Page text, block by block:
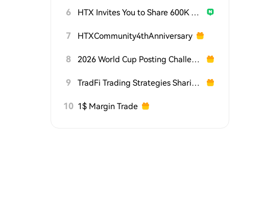
6 HTX Invites You to Share 600K USDT in Gift Packs
7 HTXCommunity4thAnniversary
8 2026 World Cup Posting Challenge on HTX Square
9 TradFi Trading Strategies Sharing Challenge
10 1$ Margin Trade